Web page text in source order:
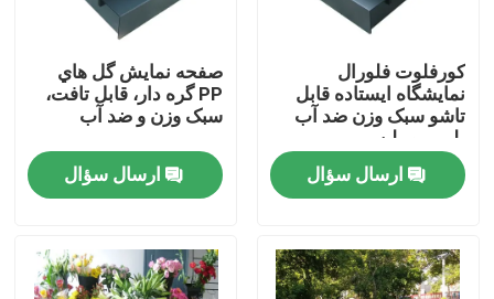
درباره ما
تور کارخانه
کنترل کیفیت
با ما تماس بگیرید
کورفلوت فلورال
نمایشگاه ایستاده قابل
تاشو سبک وزن ضد آب
پلی پروپیلن
ارسال سؤال
صفحه نمايش گل هاي
PP گره دار، قابل تافت،
سبک وزن و ضد آب
ارسال سؤال